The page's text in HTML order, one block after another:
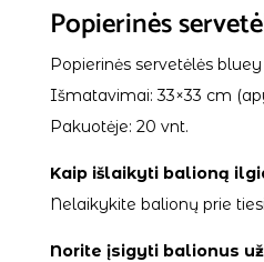
Popierinės
Popierinės servetėlės
Išmatavimai: 33×33 cm
Pakuotėje: 20 vnt.
Kaip išlaikyti balioną
Nelaikykite balionų prie
Norite įsigyti balionus